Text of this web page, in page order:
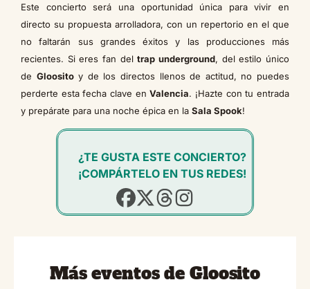
Este concierto será una oportunidad única para vivir en
directo su propuesta arrolladora, con un repertorio en el que
no faltarán sus grandes éxitos y las producciones más
recientes. Si eres fan deltrap underground, del estilo único
de Gloositoy de los directos llenos de actitud, no puedes
perderte esta fecha clave enValencia. ¡Hazte con tu entrada
y prepárate para una noche épica en la Sala Spook!
¿TE GUSTA ESTE CONCIERTO?
¡COMPÁRTELO EN TUS REDES!
Más eventos de Gloosito